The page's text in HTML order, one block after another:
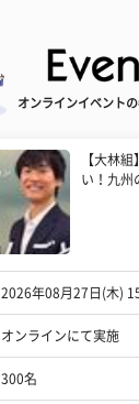
オンラインイベント
【大林
い！九州
2026年08月27日(木)
オンラインにて実施
300名